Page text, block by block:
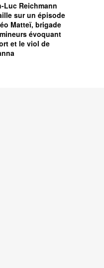
Luc Reichmann
sur un épisode
Matteï, brigade
évoquant
et le viol de